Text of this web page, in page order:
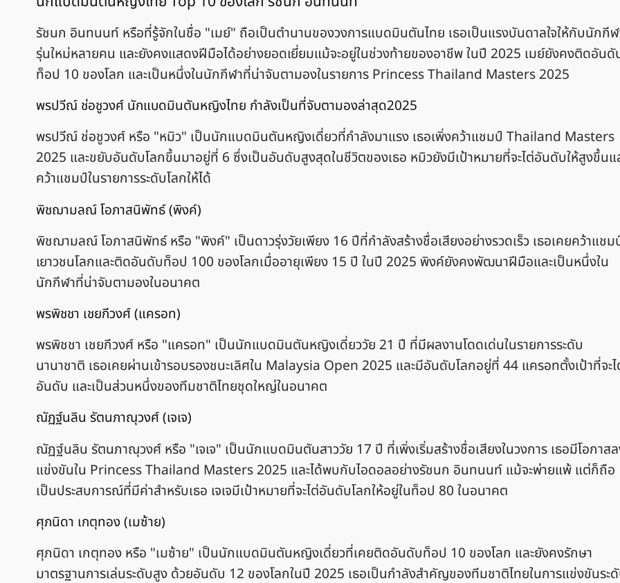
รัชนก อินทนนท์ หรือที่รู้จักในชื่อ "เมย์" ถือเป็นตำนานของวงการแบดมินตันไทย เธอเป็นแรงบันดาลใจให้กับนักกี
รุ่นใหม่หลายคน และยังคงแสดงฝีมือได้อย่างยอดเยี่ยมแม้จะอยู่ในช่วงท้ายของอาชีพ ในปี 2025 เมย์ยังคงติดอันดั
ท็อป 10 ของโลก และเป็นหนึ่งในนักกีฬาที่น่าจับตามองในรายการ Princess Thailand Masters 2025
พรปวีณ์ ช่อชูวงศ์ นักแบดมินตันหญิงไทย กำลังเป็นที่จับตามองล่าสุด2025
พรปวีณ์ ช่อชูวงศ์ หรือ "หมิว" เป็นนักแบดมินตันหญิงเดี่ยวที่กำลังมาแรง เธอเพิ่งคว้าแชมป์ Thailand Masters
2025 และขยับอันดับโลกขึ้นมาอยู่ที่ 6 ซึ่งเป็นอันดับสูงสุดในชีวิตของเธอ หมิวยังมีเป้าหมายที่จะไต่อันดับให้สูงขึ้นแ
คว้าแชมป์ในรายการระดับโลกให้ได้
พิชฌามลณ์ โอภาสนิพัทธ์ (พิงค์)
พิชฌามลณ์ โอภาสนิพัทธ์ หรือ "พิงค์" เป็นดาวรุ่งวัยเพียง 16 ปีที่กำลังสร้างชื่อเสียงอย่างรวดเร็ว เธอเคยคว้าแชม
เยาวชนโลกและติดอันดับท็อป 100 ของโลกเมื่ออายุเพียง 15 ปี ในปี 2025 พิงค์ยังคงพัฒนาฝีมือและเป็นหนึ่งใน
นักกีฬาที่น่าจับตามองในอนาคต
พรพิชชา เชยกีวงศ์ (แครอท)
พรพิชชา เชยกีวงศ์ หรือ "แครอท" เป็นนักแบดมินตันหญิงเดี่ยววัย 21 ปี ที่มีผลงานโดดเด่นในรายการระดับ
นานาชาติ เธอเคยผ่านเข้ารอบรองชนะเลิศใน Malaysia Open 2025 และมีอันดับโลกอยู่ที่ 44 แครอทตั้งเป้าที่จะ
อันดับ และเป็นส่วนหนึ่งของทีมชาติไทยชุดใหญ่ในอนาคต
ณัฏฐ์นลิน รัตนภาณุวงศ์ (เจเจ)
ณัฏฐ์นลิน รัตนภาณุวงศ์ หรือ "เจเจ" เป็นนักแบดมินตันสาววัย 17 ปี ที่เพิ่งเริ่มสร้างชื่อเสียงในวงการ เธอมีโอกาส
แข่งขันใน Princess Thailand Masters 2025 และได้พบกับไอดอลอย่างรัชนก อินทนนท์ แม้จะพ่ายแพ้ แต่ก็ถือ
เป็นประสบการณ์ที่มีค่าสำหรับเธอ เจเจมีเป้าหมายที่จะไต่อันดับโลกให้อยู่ในท็อป 80 ในอนาคต
ศุภนิดา เกตุทอง (เมซ้าย)
ศุภนิดา เกตุทอง หรือ "เมซ้าย" เป็นนักแบดมินตันหญิงเดี่ยวที่เคยติดอันดับท็อป 10 ของโลก และยังคงรักษา
มาตรฐานการเล่นระดับสูง ด้วยอันดับ 12 ของโลกในปี 2025 เธอเป็นกำลังสำคัญของทีมชาติไทยในการแข่งขันระ